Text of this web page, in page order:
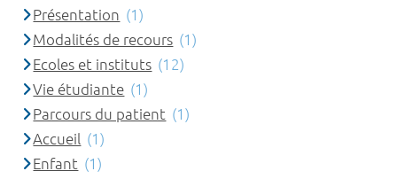
Présentation (1)
Modalités de recours (1)
Ecoles et instituts (12)
Vie étudiante (1)
Parcours du patient (1)
Accueil (1)
Enfant (1)